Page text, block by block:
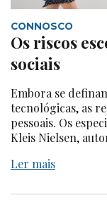
CONNOSCO
Os riscos
sociais
Embora se
tecnológicas, as
pessoais. Os
Kleis Nielsen,
Ler mais